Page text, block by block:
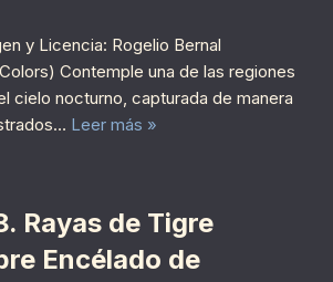
y Licencia: Rogelio Bernal
Contemple una de las regiones
cielo nocturno, capturada de manera
Leer más »
Rayas de Tigre
Encélado de